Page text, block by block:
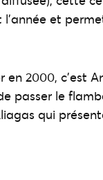
et
2000, c’est
passer le
qui